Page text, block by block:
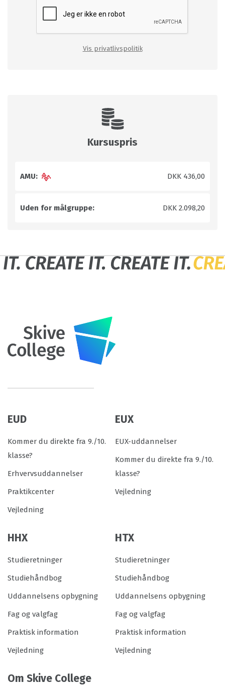
Vis privatlivspolitik
Kursuspris
AMU: DKK 436,00
Uden for målgruppe: DKK 2.098,20
EUD
Kommer du direkte fra 9./10.
klasse?
Erhvervsuddannelser
Praktikcenter
Vejledning
EUX
EUX-uddannelser
Kommer du direkte fra 9./10.
klasse?
Vejledning
HHX
Studieretninger
Studiehåndbog
Uddannelsens opbygning
Fag og valgfag
Praktisk information
Vejledning
HTX
Studieretninger
Studiehåndbog
Uddannelsens opbygning
Fag og valgfag
Praktisk information
Vejledning
Om Skive College